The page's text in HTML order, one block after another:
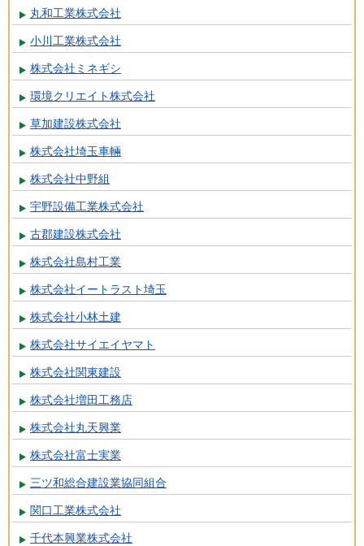
丸和工業株式会社
小川工業株式会社
株式会社ミネギシ
環境クリエイト株式会社
草加建設株式会社
株式会社埼玉車輛
株式会社中野組
宇野設備工業株式会社
古郡建設株式会社
株式会社島村工業
株式会社イートラスト埼玉
株式会社小林土建
株式会社サイエイヤマト
株式会社関東建設
株式会社増田工務店
株式会社丸天興業
株式会社富士実業
三ツ和総合建設業協同組合
関口工業株式会社
千代本興業株式会社